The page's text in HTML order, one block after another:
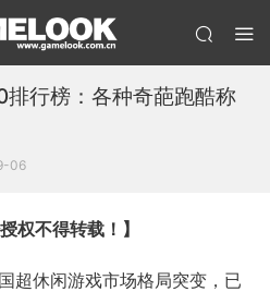
行榜：各种奇葩跑酷称
06
权不得转载！】
超休闲游戏市场格局突变，已